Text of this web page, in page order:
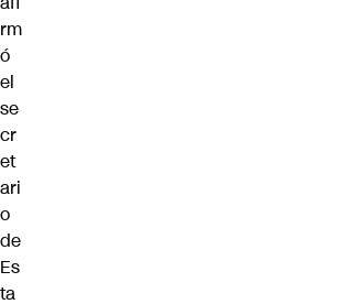
rm
ó
el
se
cr
et
ari
o
de
Es
ta